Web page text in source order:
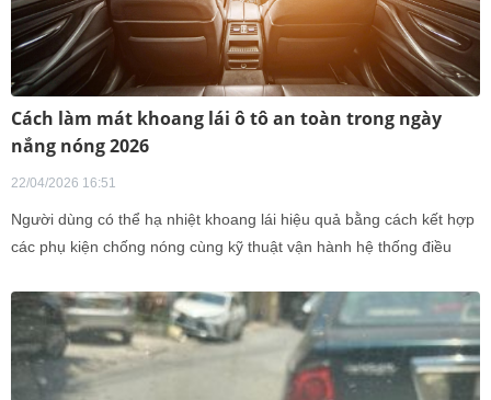
Cách làm mát khoang lái ô tô an toàn trong ngày
nắng nóng 2026
22/04/2026 16:51
Người dùng có thể hạ nhiệt khoang lái hiệu quả bằng cách kết hợp
các phụ kiện chống nóng cùng kỹ thuật vận hành hệ thống điều